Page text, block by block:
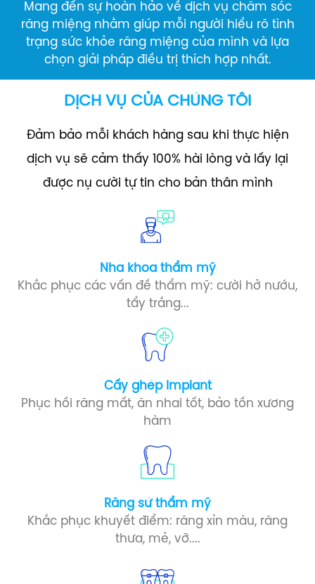
Mang đến sự hoàn hảo về dịch vụ chăm sóc
răng miệng nhằm giúp mỗi người hiểu rõ tình
trạng sức khỏe răng miệng của mình và lựa
chọn giải pháp điều trị thích hợp nhất.
DỊCH VỤ CỦA CHÚNG TÔI
Đảm bảo mỗi khách hàng sau khi thực hiện
dịch vụ sẽ cảm thấy 100% hài lòng và lấy lại
được nụ cười tự tin cho bản thân mình
Nha khoa thẩm mỹ
Khắc phục các vấn đề thẩm mỹ: cười hở nướu,
tẩy trắng...
Cấy ghép Implant​
Phục hồi răng mất, ăn nhai tốt, bảo tồn xương
hàm
Răng sứ​ thẩm mỹ
Khắc phục khuyết điểm: răng xỉn màu, răng
thưa, mẻ, vỡ....